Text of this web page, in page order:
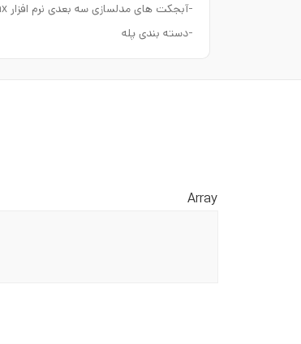
-آبجکت های مدلسازی سه بعدی نرم افزار 3Ds Max
-دسته بندی پله
Array